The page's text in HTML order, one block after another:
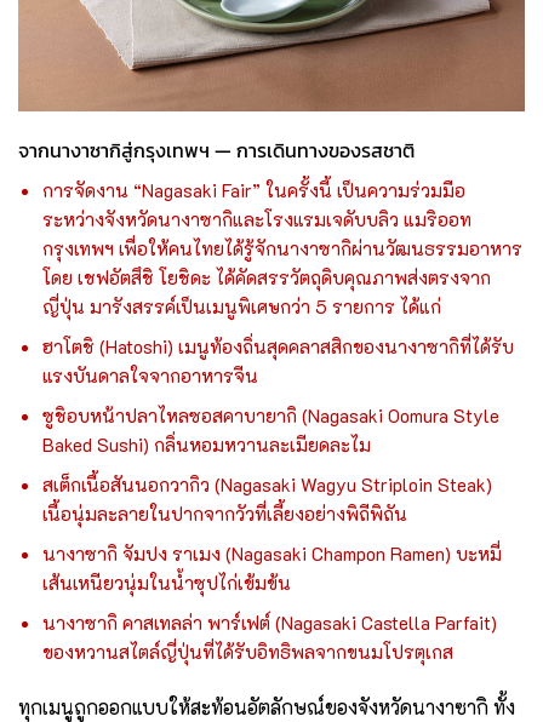
จากนางาซากิสู่กรุงเทพฯ — การเดินทางของรสชาติ
การจัดงาน “Nagasaki Fair” ในครั้งนี้ เป็นความร่วมมือ
ระหว่างจังหวัดนางาซากิและโรงแรมเจดับบลิว แมริออท
กรุงเทพฯ เพื่อให้คนไทยได้รู้จักนางาซากิผ่านวัฒนธรรมอาหาร
โดย เชฟอัตสึชิ โยชิดะ ได้คัดสรรวัตถุดิบคุณภาพส่งตรงจาก
ญี่ปุ่น มารังสรรค์เป็นเมนูพิเศษกว่า 5 รายการ ได้แก่
ฮาโตชิ (Hatoshi) เมนูท้องถิ่นสุดคลาสสิกของนางาซากิที่ได้รับ
แรงบันดาลใจจากอาหารจีน
ซูชิอบหน้าปลาไหลซอสคาบายากิ (Nagasaki Oomura Style
Baked Sushi) กลิ่นหอมหวานละเมียดละไม
สเต็กเนื้อสันนอกวากิว (Nagasaki Wagyu Striploin Steak)
เนื้อนุ่มละลายในปากจากวัวที่เลี้ยงอย่างพิถีพิถัน
นางาซากิ จัมปง ราเมง (Nagasaki Champon Ramen) บะหมี่
เส้นเหนียวนุ่มในน้ำซุปไก่เข้มข้น
นางาซากิ คาสเทลล่า พาร์เฟต์ (Nagasaki Castella Parfait)
ของหวานสไตล์ญี่ปุ่นที่ได้รับอิทธิพลจากขนมโปรตุเกส
ทุกเมนูถูกออกแบบให้สะท้อนอัตลักษณ์ของจังหวัดนางาซากิ ทั้ง